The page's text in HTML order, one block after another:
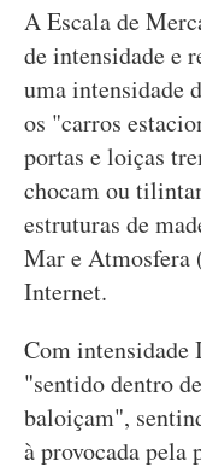
A Escala de
de intensidade e
uma intensidade
os "carros
portas e loiças
chocam ou
estruturas de
Mar e Atmosfera
Internet.
Com intensidade
"sentido dentro
baloiçam",
à provocada pela